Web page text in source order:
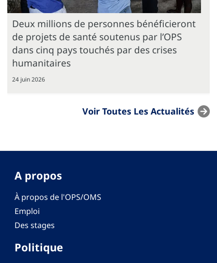
Deux millions de personnes bénéficieront
de projets de santé soutenus par l’OPS
dans cinq pays touchés par des crises
humanitaires
24 juin 2026
Voir Toutes Les Actualités
A propos
À propos de l'OPS/OMS
Emploi
Des stages
Politique